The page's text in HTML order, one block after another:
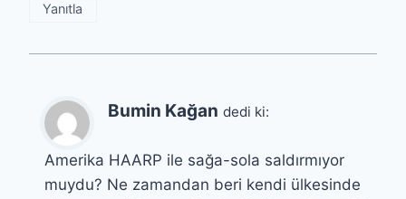
Yanıtla
Bumin Kağan dedi ki:
Amerika HAARP ile sağa-sola saldırmıyor
muydu? Ne zamandan beri kendi ülkesinde